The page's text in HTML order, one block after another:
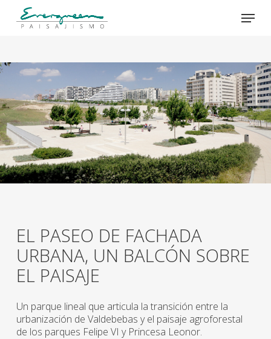
Menu
EL PASEO DE FACHADA
URBANA, UN BALCÓN SOBRE
EL PAISAJE
Un parque lineal que articula la transición entre la
urbanización de Valdebebas y el paisaje agroforestal
de los parques Felipe VI y Princesa Leonor.